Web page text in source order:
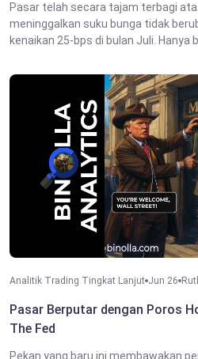
Pasar telah secara tajam terbagi
meninggalkan suku bunga tidak
kenaikan 25-bps di bulan Juli. Hanya
Analitik Trading Tingkat Lanjut Jun 26
Pasar Berputar dengan Poros
The Fed
Pekan yang baru ini membawakan